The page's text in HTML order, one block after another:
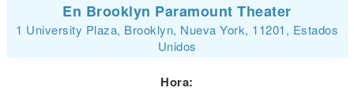
En Brooklyn Paramount Theater
1 University Plaza, Brooklyn, Nueva York, 11201, Estados
Unidos
Hora: